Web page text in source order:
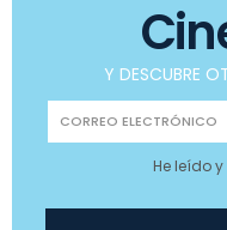
Y DESCUBRE
He leído